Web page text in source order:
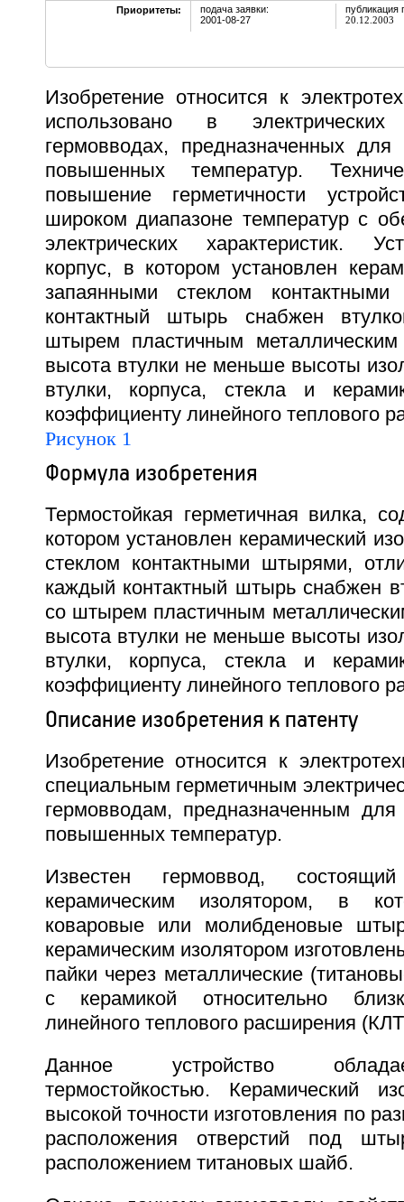
Приоритеты:
подача заявки:
2001-08-27
публикация
20.12.2003
Изобретение относится к
использовано в
гермовводах, предназначенных
повышенных температур.
повышение герметичности
широком диапазоне температур с
электрических характеристик.
корпус, в котором установлен
запаянными стеклом
контактный штырь снабжен
штырем пластичным
высота втулки не меньше высоты
втулки, корпуса, стекла и
коэффициенту линейного теплового
Рисунок 1
Формула изобретения
Термостойкая герметичная вилка,
котором установлен керамический
стеклом контактными штырями,
каждый контактный штырь снабжен
со штырем пластичным
высота втулки не меньше высоты
втулки, корпуса, стекла и
коэффициенту линейного теплового
Описание изобретения к патенту
Изобретение относится к
специальным герметичным
гермовводам, предназначенным
повышенных температур.
Известен гермоввод,
керамическим изолятором, в
коваровые или молибденовые
керамическим изолятором
пайки через металлические
с керамикой относительно
линейного теплового расширения
Данное устройство
термостойкостью. Керамический
высокой точности изготовления по
расположения отверстий под
расположением титановых шайб.